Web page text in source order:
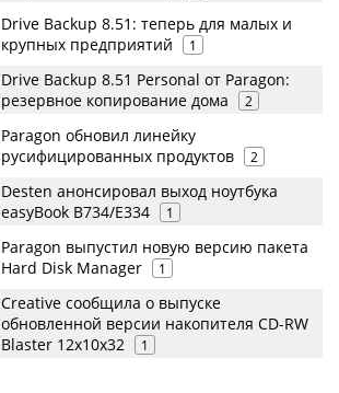
Drive Backup 8.51: теперь для малых и
крупных предприятий
1
Drive Backup 8.51 Personal от Paragon:
резервное копирование дома
2
Paragon обновил линейку
русифицированных продуктов
2
Desten анонсировал выход ноутбука
easyBook B734/E334
1
Paragon выпустил новую версию пакета
Hard Disk Manager
1
Creative сообщила о выпуске
обновленной версии накопителя CD-RW
Blaster 12x10x32
1